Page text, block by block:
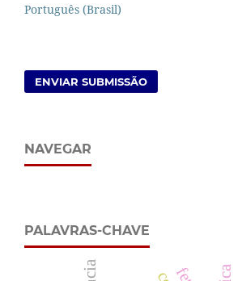
Português (Brasil)
ENVIAR SUBMISSÃO
NAVEGAR
PALAVRAS-CHAVE